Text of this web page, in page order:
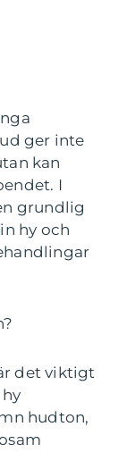
ger inte
kan
I
grundlig
hy och
det viktigt
hudton,